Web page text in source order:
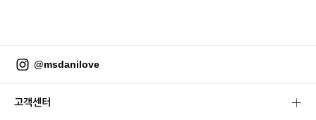
@msdanilove
고객센터